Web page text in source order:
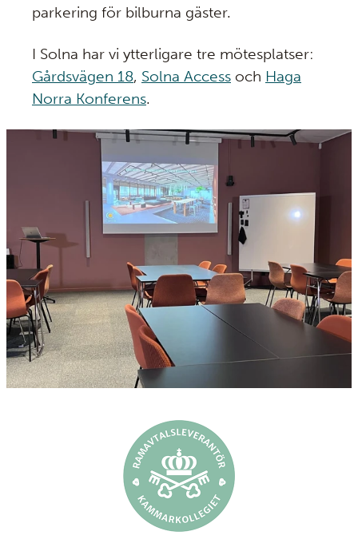
parkering för bilburna gäster.
I Solna har vi ytterligare tre mötesplatser:
Gårdsvägen 18, Solna Access och Haga
Norra Konferens.